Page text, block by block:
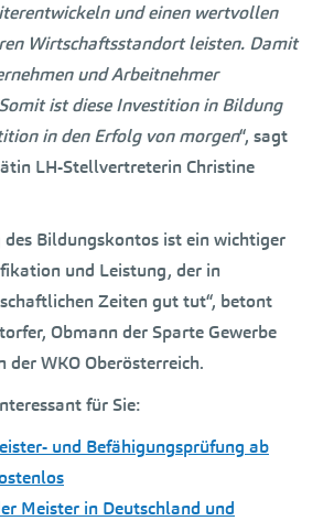
und einen wertvollen
Wirtschaftsstandort leisten. Damit
und Arbeitnehmer
ist diese Investition in Bildung
in den Erfolg von morgen“, sagt
LH-Stellvertreterin Christine
des Bildungskontos ist ein wichtiger
und Leistung, der in
Zeiten gut tut“, betont
Obmann der Sparte Gewerbe
der WKO Oberösterreich.
für Sie:
und Befähigungsprüfung ab
Meister in Deutschland und